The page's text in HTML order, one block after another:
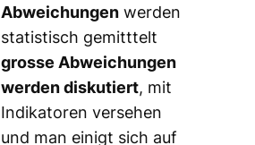
Abweichungenwerden
statistisch gemitttelt
grosse Abweichungen
werden diskutiert, mit
Indikatoren versehen
und man einigt sich auf